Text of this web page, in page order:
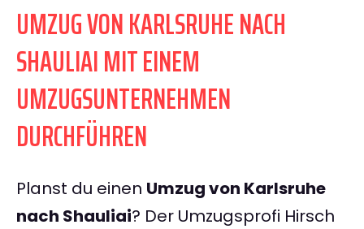
UMZUG VON KARLSRUHE NACH
SHAULIAI MIT EINEM
UMZUGSUNTERNEHMEN
DURCHFÜHREN
Planst du einen Umzug von Karlsruhe
nach Shauliai? Der Umzugsprofi Hirsch